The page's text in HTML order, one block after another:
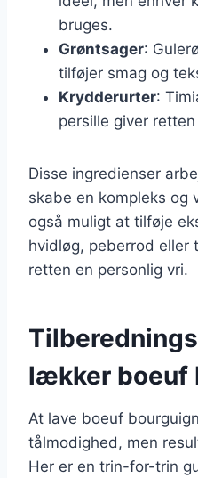
bruges.
Grøntsager:
tilføjer smag og
Krydderurter:
persille giver
Disse ingredienser
skabe en kompleks og
også muligt at tilføje
hvidløg, peberrod eller
retten en personlig vri.
lækker boeuf
At lave boeuf
tålmodighed, men
Her er en trin-for-trin